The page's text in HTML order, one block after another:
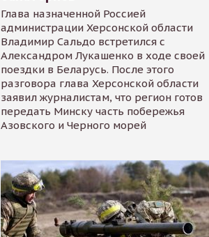
Глава назначенной Россией
администрации Херсонской области
Владимир Сальдо встретился с
Александром Лукашенко в ходе своей
поездки в Беларусь. После этого
разговора глава Херсонской области
заявил журналистам, что регион готов
передать Минску часть побережья
Азовского и Черного морей